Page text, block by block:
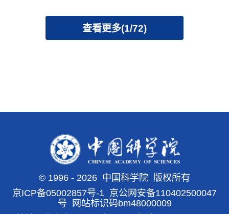
查看更多(1/72)
© 1996 - 2026 中国科学院 版权所有
京ICP备05002857号-1 京公网安备110402500047
号 网站标识码bm48000009